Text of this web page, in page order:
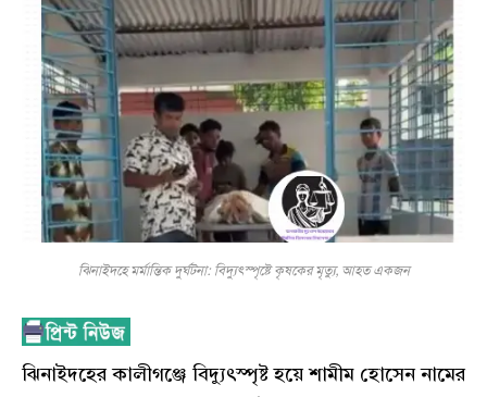
ঝিনাইদহে মর্মান্তিক দুর্ঘটনা: বিদ্যুৎস্পৃষ্টে কৃষকের মৃত্যু, আহত একজন
ঝিনাইদহের কালীগঞ্জে বিদ্যুৎস্পৃষ্ট হয়ে শামীম হোসেন নামের